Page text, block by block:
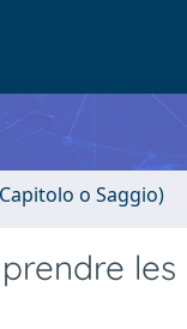
o Saggio)